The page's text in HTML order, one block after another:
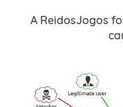
A ReidosJogos